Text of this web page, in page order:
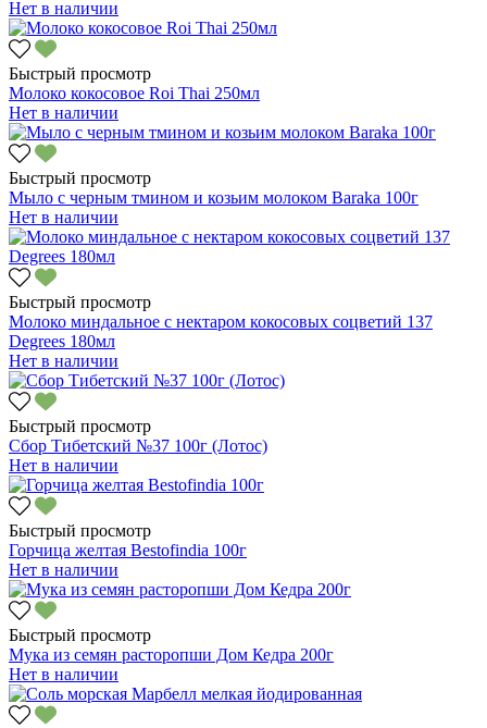
Нет в наличии
Быстрый просмотр
Молоко кокосовое Roi Thai 250мл
Нет в наличии
Быстрый просмотр
Мыло с черным тмином и козьим молоком Baraka 100г
Нет в наличии
Быстрый просмотр
Молоко миндальное с нектаром кокосовых соцветий 137
Degrees 180мл
Нет в наличии
Быстрый просмотр
Сбор Тибетский №37 100г (Лотос)
Нет в наличии
Быстрый просмотр
Горчица желтая Bestofindia 100г
Нет в наличии
Быстрый просмотр
Мука из семян расторопши Дом Кедра 200г
Нет в наличии